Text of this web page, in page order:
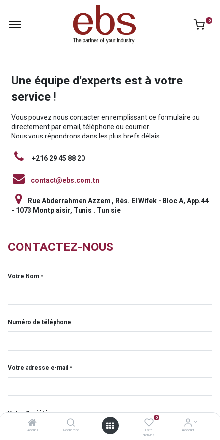
Accueil Recherche
0
Liste
d'envies
Account
0
Une équipe d'experts est à votre
service !
Vous pouvez nous contacter en remplissant ce formulaire ou
directement par email, téléphone ou courrier.
Nous vous répondrons dans les plus brefs délais.
+216 29 45 88 20
contact@ebs.com.tn
Rue Abderrahmen Azzem , Rés. El Wifek - Bloc A, App.44
- 1073 Montplaisir, Tunis . Tunisie
CONTACTEZ-NOUS
Votre Nom *
Numéro de téléphone
Votre adresse e-mail *
Votre Société